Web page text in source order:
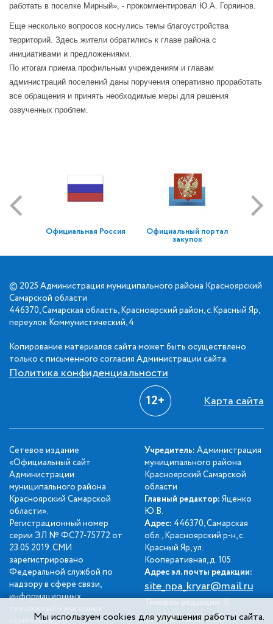
работать в поселке Мирный», - прокомментировал Ю.А. Горяинов.
Еще несколько вопросов коснулись темы благоустройства
территорий. Здесь жители обратились к главе района с
инициативами и предложениями.
По итогам приема профильным учреждениям и главам
администраций поселений даны поручения оперативно проработать
все обращения и принять необходимые меры для решения
озвученных проблем.
Официальная Россия Официальный портал
закупок
© 2025 Администрация муниципального района Красноярский
Самарской области
446370, Самарская область, Красноярский район, с.Красный Яр,
переулок Коммунистический, 4
Копирование материалов сайта может быть осуществлено
только с письменного согласия Администрации сайта.
Политика конфиденциальности
12+ Карта сайта
Сетевое издание
«Официальный сайт
Администрации
муниципального района
Красноярский Самарской
области».
Регистрационный номер
серии ЭЛ № ФС77-75772 от
23.05.2019. СМИ
зарегистрировано
Федеральной службой по
надзору в сфере связи,
информационных
технологий и массовых
коммуникаций
Учредитель: Администрация
муниципального района
Красноярский Самарской
области
Главный редактор: Яценко
Ю.В.
Адрес: 446370, Самарская
обл., Красноярский р-н, с.
Красный Яр, ул.
Кооперативная, д. 105
Адрес эл. почты редакции:
site_npa_kryar@mail.ru
Телефон редакции: 8
(84657) 2-34-42
Мы используем cookies для улучшения работы сайта.